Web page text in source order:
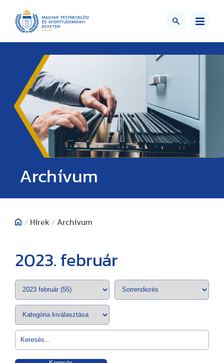
Archívum
/ Hírek / Archívum
2023. február